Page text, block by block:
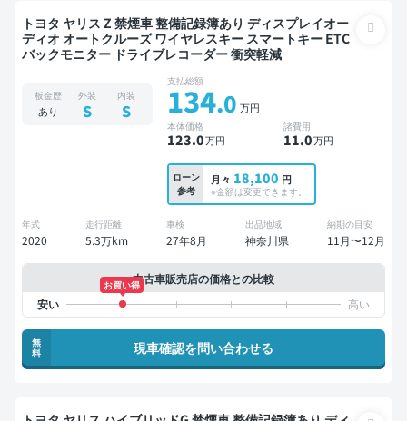
トヨタ ヤリス Z 禁煙車 整備記録簿あり ディスプレイオー
ディオ オートクルーズ ワイヤレスキー スマートキー ETC
バックモニター ドライブレコーダー 衝突軽減
板金歴
あり
外装
S
内装
S
支払総額
134.0 万円
本体価格
123.0万円
諸費用
11.0万円
ローン
参考
月々 18,100 円
※金額は変更できます。
年式
2020
走行距離
5.3万km
車検
27年8月
出品地域
神奈川県
納期の目安
11月〜12月
中古車販売店の価格との比較
お買い得
無
料
現車確認を問い合わせる